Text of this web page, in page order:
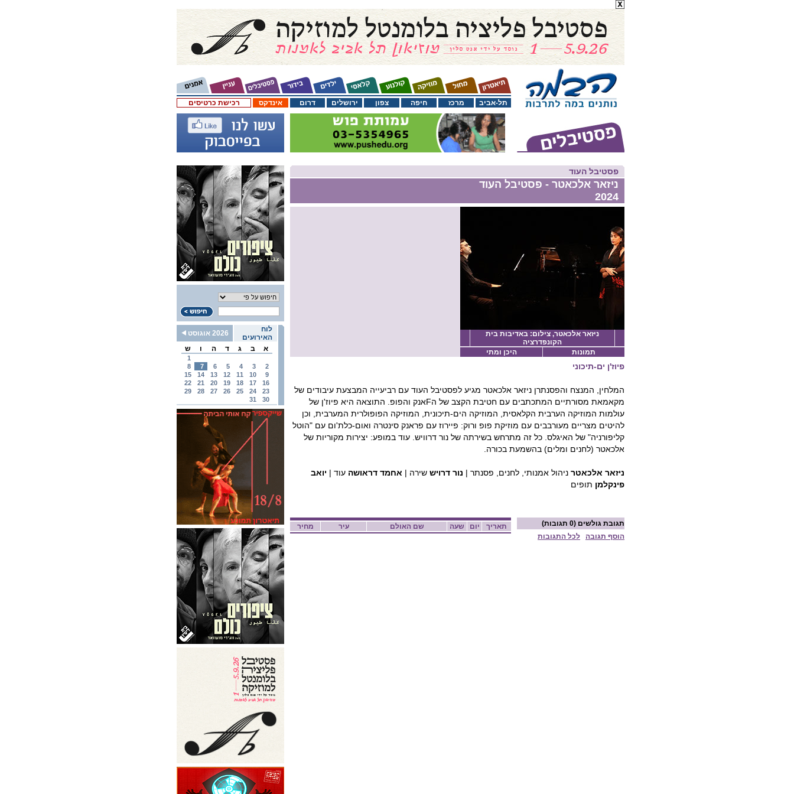
רכישת כרטיסים אינדקס דרום ירושלים צפון חיפה מרכז תל-אביב
לוח
האירועים
2026 אוגוסט
א
ב ג ד ה ו ש
1
2
3
4
5
6
7
8
9
10
11
12
13
14
15
16
17
18
19
20
21
22
23
24
25
26
27
28
29
30
31
פסטיבל העוד
ניזאר אלכאטר - פסטיבל העוד
2024
ניזאר אלכאטר, צילום: באדיבות בית
הקונפדרציה
תמונות
היכן ומתי
פיוז'ן ים-תיכוני
המלחין, המנצח והפסנתרן ניזאר אלכאטר מגיע לפסטיבל העוד עם רביעייה המבצעת עיבודים של
מקאמאת מסורתיים המתכתבים עם חטיבת הקצב של הFאנק והפופ. התוצאה היא פיוז'ן של
עולמות המוזיקה הערבית הקלאסית, המוזיקה הים-תיכונית, המוזיקה הפופולרית המערבית, וכן
להיטים מצריים מעורבבים עם מוזיקת פופ ורוק: פיירוז עם פראנק סינטרה ואום-כלת'ום עם "הוטל
קליפורניה" של האיגלס. כל זה מתרחש בשירתה של נור דרוויש. עוד במופע: יצירות מקוריות של
אלכאטר (לחנים ומלים) בהשמעת בכורה.
ניזאר אלכאטר ניהול אמנותי, לחנים, פסנתר | נור דרויש שירה | אחמד דראושה עוד | יואב
פינקלמן תופים
מחיר עיר שם האולם שעה יום תאריך תגובת גולשים (0 תגובות)
הוסף תגובה
לכל התגובות